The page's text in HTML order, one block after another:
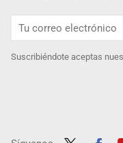
Suscribiéndote aceptas